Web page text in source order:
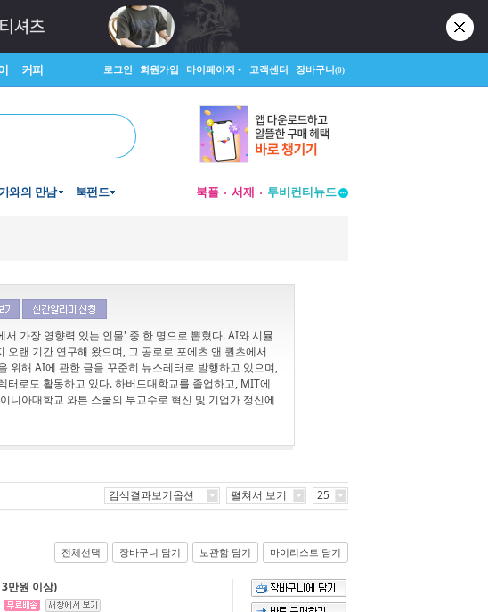
커피 로그인 회원가입 마이페이지 고객센터 장바구니(0)
와의 만남 북펀드 북플 서재
투비컨티뉴드
가장 영향력 있는 인물' 중 한 명으로 뽑혔다. AI와 시뮬
오랜 기간 연구해 왔으며, 그 공로로 포에츠 앤 퀀츠에서
위해 AI에 관한 글을 꾸준히 뉴스레터로 발행하고 있으며,
터로도 활동하고 있다. 하버드대학교를 졸업하고, MIT에
니아대학교 와튼 스쿨의 부교수로 혁신 및 기업가 정신에
검색결과보기옵션 펼쳐서 보기 25
전체선택 장바구니 담기 보관함 담기 마이리스트 담기
만원 이상)